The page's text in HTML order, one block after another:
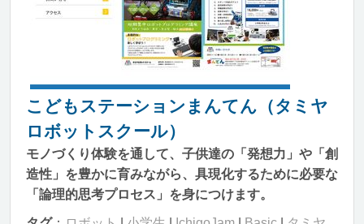
こどもステーションまんてん（タミヤ
ロボットスクール）
モノづくり体験を通して、子供達の「発想力」や「創
造性」を豊かに育みながら、具現化するために必要な
「論理的思考プロセス」を身につけます。